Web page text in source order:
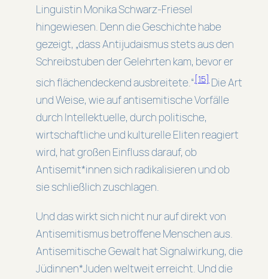
Linguistin Monika Schwarz-Friesel
hingewiesen. Denn die Geschichte habe
gezeigt, „dass Antijudaismus stets aus den
Schreibstuben der Gelehrten kam, bevor er
sich flächendeckend ausbreitete.“[15] Die Art
und Weise, wie auf antisemitische Vorfälle
durch Intellektuelle, durch politische,
wirtschaftliche und kulturelle Eliten reagiert
wird, hat großen Einfluss darauf, ob
Antisemit*innen sich radikalisieren und ob
sie schließlich zuschlagen.
Und das wirkt sich nicht nur auf direkt von
Antisemitismus betroffene Menschen aus.
Antisemitische Gewalt hat Signalwirkung, die
Jüdinnen*Juden weltweit erreicht. Und die